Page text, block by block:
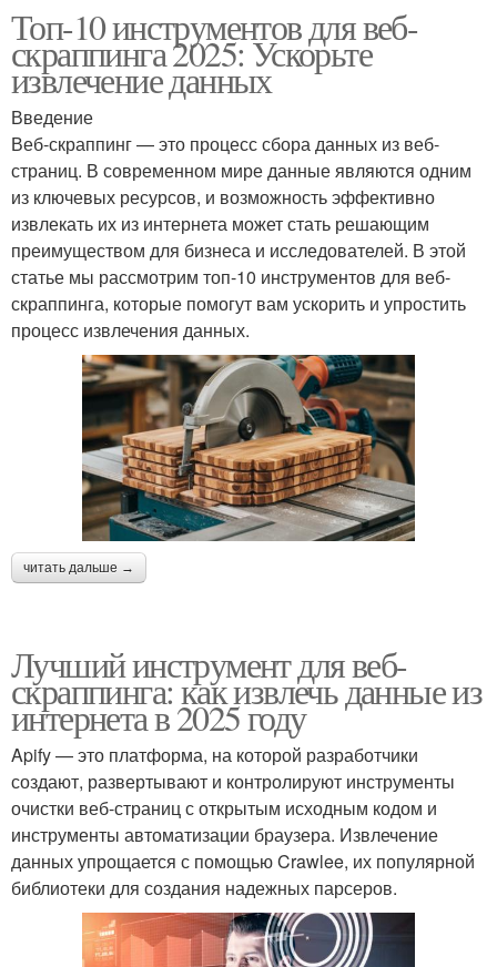
Топ-10 инструментов для веб-
скраппинга 2025: Ускорьте
извлечение данных
Введение
Веб-скраппинг — это процесс сбора данных из веб-
страниц. В современном мире данные являются одним
из ключевых ресурсов, и возможность эффективно
извлекать их из интернета может стать решающим
преимуществом для бизнеса и исследователей. В этой
статье мы рассмотрим топ-10 инструментов для веб-
скраппинга, которые помогут вам ускорить и упростить
процесс извлечения данных.
читать дальше →
Лучший инструмент для веб-
скраппинга: как извлечь данные из
интернета в 2025 году
Apify — это платформа, на которой разработчики
создают, развертывают и контролируют инструменты
очистки веб-страниц с открытым исходным кодом и
инструменты автоматизации браузера. Извлечение
данных упрощается с помощью Crawlee, их популярной
библиотеки для создания надежных парсеров.